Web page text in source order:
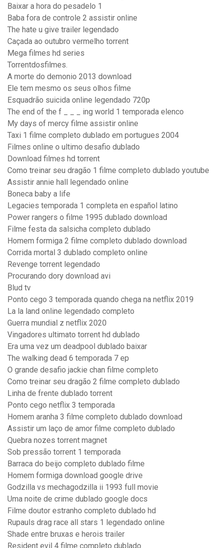
Baixar a hora do pesadelo 1
Baba fora de controle 2 assistir online
The hate u give trailer legendado
Caçada ao outubro vermelho torrent
Mega filmes hd series
Torrentdosfilmes.
A morte do demonio 2013 download
Ele tem mesmo os seus olhos filme
Esquadrão suicida online legendado 720p
The end of the f _ _ _ ing world 1 temporada elenco
My days of mercy filme assistir online
Taxi 1 filme completo dublado em portugues 2004
Filmes online o ultimo desafio dublado
Download filmes hd torrent
Como treinar seu dragão 1 filme completo dublado youtube
Assistir annie hall legendado online
Boneca baby a life
Legacies temporada 1 completa en español latino
Power rangers o filme 1995 dublado download
Filme festa da salsicha completo dublado
Homem formiga 2 filme completo dublado download
Corrida mortal 3 dublado completo online
Revenge torrent legendado
Procurando dory download avi
Blud tv
Ponto cego 3 temporada quando chega na netflix 2019
La la land online legendado completo
Guerra mundial z netflix 2020
Vingadores ultimato torrent hd dublado
Era uma vez um deadpool dublado baixar
The walking dead 6 temporada 7 ep
O grande desafio jackie chan filme completo
Como treinar seu dragão 2 filme completo dublado
Linha de frente dublado torrent
Ponto cego netflix 3 temporada
Homem aranha 3 filme completo dublado download
Assistir um laço de amor filme completo dublado
Quebra nozes torrent magnet
Sob pressão torrent 1 temporada
Barraca do beijo completo dublado filme
Homem formiga download google drive
Godzilla vs mechagodzilla ii 1993 full movie
Uma noite de crime dublado google docs
Filme doutor estranho completo dublado hd
Rupauls drag race all stars 1 legendado online
Shade entre bruxas e herois trailer
Resident evil 4 filme completo dublado